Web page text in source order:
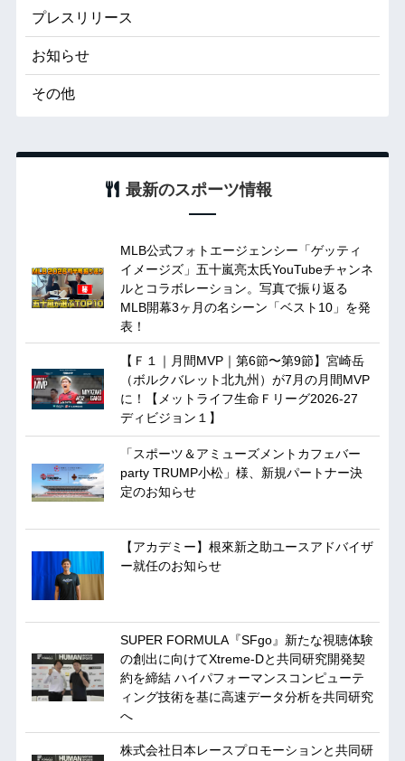
プレスリリース
お知らせ
その他
最新のスポーツ情報
MLB公式フォトエージェンシー「ゲッティ
イメージズ」五十嵐亮太氏YouTubeチャンネ
ルとコラボレーション。写真で振り返る
MLB開幕3ヶ月の名シーン「ベスト10」を発
表！
【Ｆ１｜月間MVP｜第6節〜第9節】宮崎岳
（ボルクバレット北九州）が7月の月間MVP
に！【メットライフ生命Ｆリーグ2026-27
ディビジョン１】
「スポーツ＆アミューズメントカフェバー
party TRUMP小松」様、新規パートナー決
定のお知らせ
【アカデミー】根來新之助ユースアドバイザ
ー就任のお知らせ
SUPER FORMULA『SFgo』新たな視聴体験
の創出に向けてXtreme-Dと共同研究開発契
約を締結 ハイパフォーマンスコンピューテ
ィング技術を基に⾼速データ分析を共同研究
へ
株式会社日本レースプロモーションと共同研